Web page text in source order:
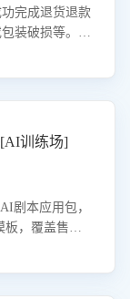
完成退货退款
装破损等。结
训练场]
剧本应用包，
板，覆盖售前